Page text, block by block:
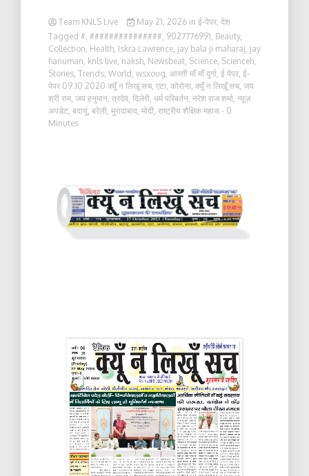
Team KNLS Live May 21, 2026 in ई-पेपर, देश
Tagged #, ###############, 9027776991, Beauty,
Collection, Health, Iskra Lawrence, jay bala ji maharaj, jay
hanuman, knls live, naksh, Newsbeat, Science, Scienceh,
Stories, Trends, World , wsxoug, आरती माँ माँ दुर्गा, ई पेपर, ई-
पेपर 09.10.2020 क्यूँ न लिखूं सच, एटा, कोरोना, क्यूँ न लिखूँ सच, जय
श्री राम, जय हनुमान, त्रदेव, दिलेरी, धर्म परिबर्तन, नरेश राज शर्मा, न्यूज़
अपडेट, बदायूं, बरेली, मुरादाबाद, मोदी, राष्ट्रीय शैक्षिक महास - 0
Minutes